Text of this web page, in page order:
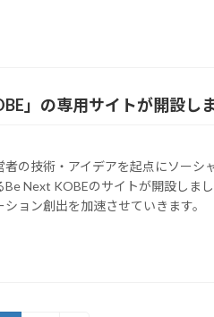
」の専用サイトが開設し
者の技術・アイデアを起点にソーシ
Be Next KOBEのサイトが開設しま
ョン創出を加速させていきます。